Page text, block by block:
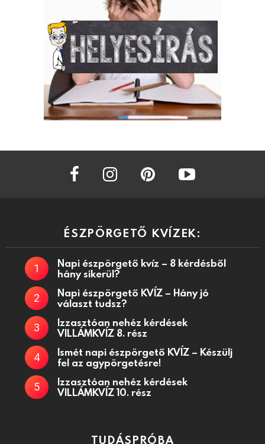
facebook instagram
ÉSZPÖRGETŐ KVÍZEK:
Napi észpörgető kvíz – 8 kérdésből
hány sikerül?
Napi észpörgető KVÍZ – Hány jó
választ tudsz?
Izzasztóan nehéz kérdések
VILLÁMKVÍZ 8. rész
Ismét napi észpörgető KVÍZ – Készülj
fel az agypörgetésre!
Izzasztóan nehéz kérdések
VILLÁMKVÍZ 10. rész
TUDÁSPRÓBA